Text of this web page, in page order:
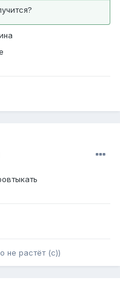
не растёт (с))